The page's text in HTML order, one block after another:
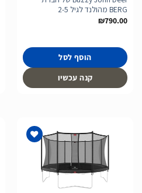
BERG מהולנד לגיל 2-5
₪790.00
הוסף לסל
קנה עכשיו